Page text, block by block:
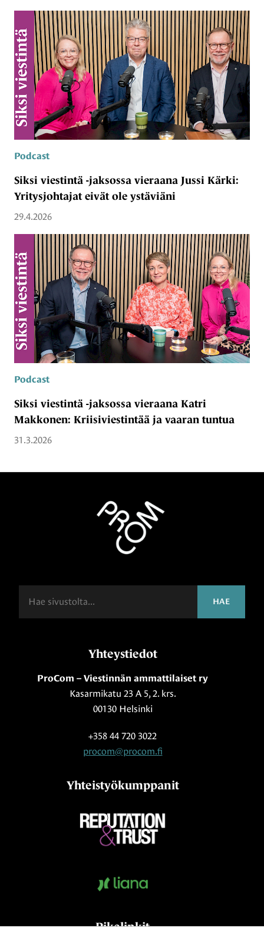
Podcast
Siksi viestintä -jaksossa vieraana Jussi Kärki:
Yritysjohtajat eivät ole ystäviäni
29.4.2026
Podcast
Siksi viestintä -jaksossa vieraana Katri
Makkonen: Kriisiviestintää ja vaaran tuntua
31.3.2026
HAE
Yhteystiedot
ProCom – Viestinnän ammattilaiset ry
Kasarmikatu 23 A 5, 2. krs.
00130 Helsinki
+358 44 720 3022
procom@procom.fi
Yhteistyökumppanit
Pikalinkit